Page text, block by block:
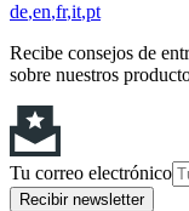
de en fr it pt
Recibe consejos de
sobre nuestros
Tu correo electrónico
Recibir newsletter